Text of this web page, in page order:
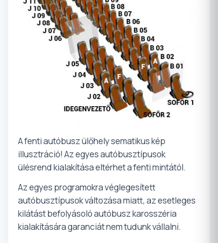
A fenti autóbusz ülőhely sematikus kép
illusztráció! Az egyes autóbusztípusok
ülésrend kialakítása eltérhet a fenti mintától.
Az egyes programokra véglegesített
autóbusztípusok változása miatt, az esetleges
kilátást befolyásoló autóbusz karosszéria
kialakítására garanciát nem tudunk vállalni.